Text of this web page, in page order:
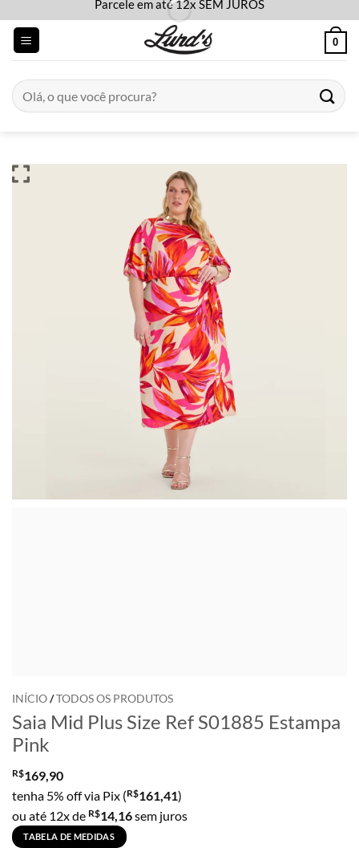
content
Parcele em até 12x SEM JUROS
0
Pesquisar
por:
INÍCIO/TODOS OS PRODUTOS
Saia Mid Plus Size Ref S01885 Estampa
Pink
R$169,90
tenha 5% off via Pix (R$161,41)
ou até 12x de R$14,16sem juros
TABELA DE MEDIDAS